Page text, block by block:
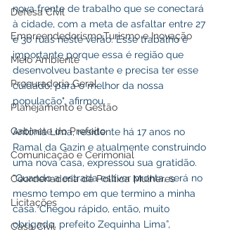
Defesa Civil
Empreendedorismo,Turismo e Inovação
Meio Ambiente
Procuradoria Geral
Planejamento e Gestão
Gabinete do Prefeito
Comunicação e Cerimonial
Coordenadoria de Politica Mulheres
Licitações
Casa Civil
nova frente de trabalho que se conectará
à cidade, com a meta de asfaltar entre 27
e 30 ruas neste verão. Esse trabalho é
importante porque essa é região que
desenvolveu bastante e precisa ter esse
cuidado, para o melhor da nossa
população", afirmou.
Antônia Lima, residente há 17 anos no
Ramal da Gazin e atualmente construindo
uma nova casa, expressou sua gratidão.
“Quando a estrada estiver pronta, será no
mesmo tempo em que termino a minha
casa. Chegou rápido, então, muito
obrigado, prefeito Zequinha Lima”,